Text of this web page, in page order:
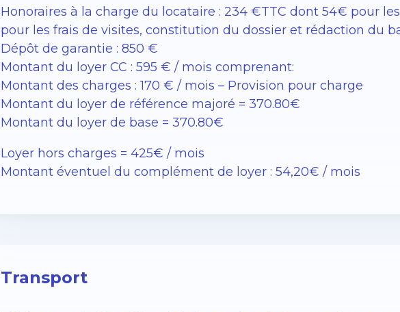
Honoraires à la charge du locataire : 234 €TTC dont 54€ pour
pour les frais de visites, constitution du dossier et rédaction du
Dépôt de garantie : 850 €
Montant du loyer CC : 595 € / mois comprenant:
Montant des charges : 170 € / mois – Provision pour charge
Montant du loyer de référence majoré = 370.80€
Montant du loyer de base = 370.80€
Loyer hors charges = 425€ / mois
Montant éventuel du complément de loyer : 54,20€ / mois
Transport